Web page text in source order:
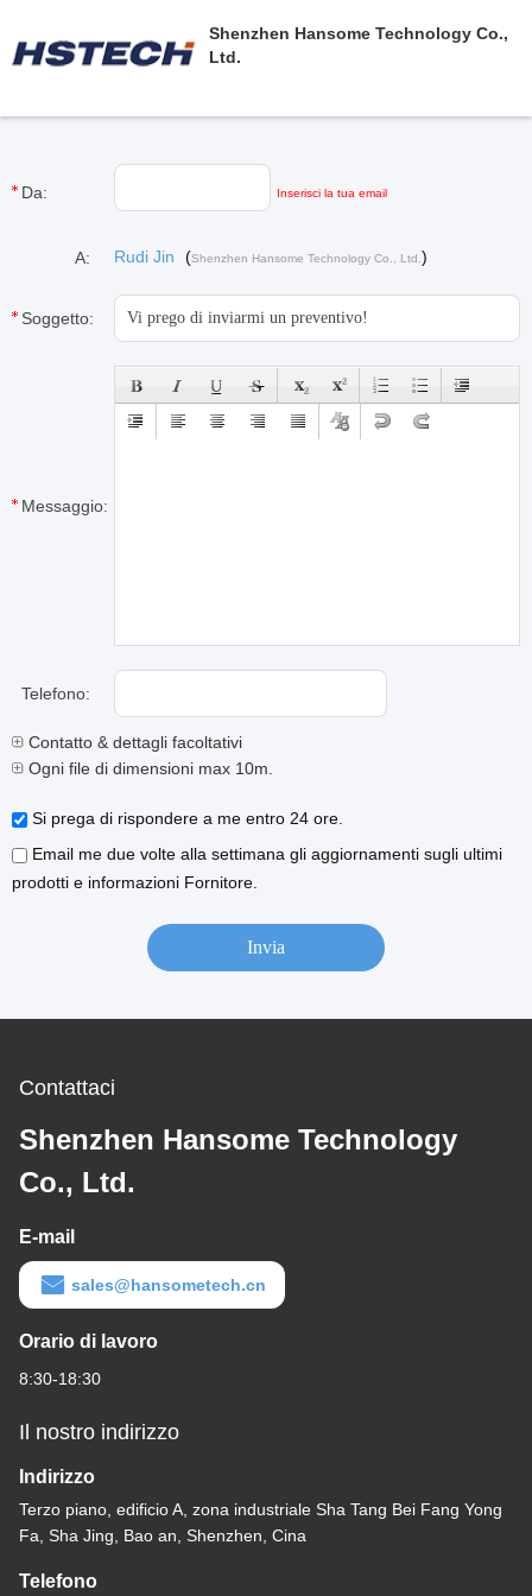
Shenzhen Hansome Technology Co.,
Ltd.
Da: Inserisci la tua email
A: Rudi Jin (Shenzhen Hansome Technology Co., Ltd. )
Soggetto:
Messaggio:
Telefono:
Contatto & dettagli facoltativi
Ogni file di dimensioni max 10m.
Si prega di rispondere a me entro 24 ore.
Email me due volte alla settimana gli aggiornamenti sugli ultimi
prodotti e informazioni Fornitore.
Contattaci
Shenzhen Hansome Technology
Co., Ltd.
E-mail
sales@hansometech.cn
Orario di lavoro
8:30-18:30
Il nostro indirizzo
Indirizzo
Terzo piano, edificio A, zona industriale Sha Tang Bei Fang Yong
Fa, Sha Jing, Bao an, Shenzhen, Cina
Telefono